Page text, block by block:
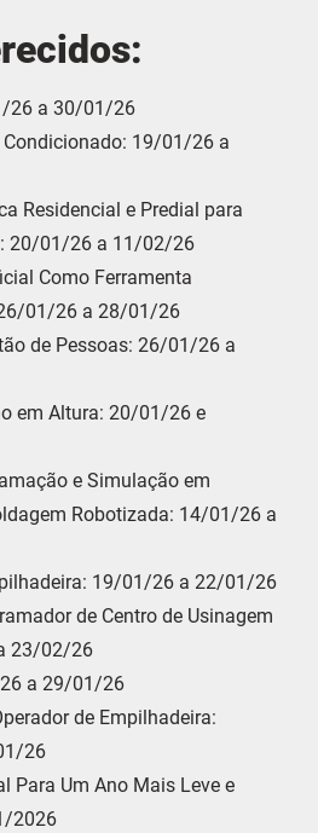
26 a 30/01/26
Condicionado: 19/01/26 a
Residencial e Predial para
20/01/26 a 11/02/26
Como Ferramenta
01/26 a 28/01/26
de Pessoas: 26/01/26 a
em Altura: 20/01/26 e
e Simulação em
Robotizada: 14/01/26 a
19/01/26 a 22/01/26
de Centro de Usinagem
23/02/26
a 29/01/26
de Empilhadeira:
26
Para Um Ano Mais Leve e
2026